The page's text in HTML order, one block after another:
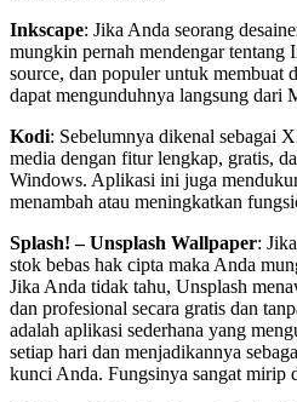
Inkscape: Jika Anda seorang
mungkin pernah mendengar tentang
source, dan populer untuk membuat
dapat mengunduhnya langsung dari
Kodi: Sebelumnya dikenal sebagai
media dengan fitur lengkap, gratis,
Windows. Aplikasi ini juga
menambah atau meningkatkan
Splash! – Unsplash Wallpaper:
stok bebas hak cipta maka Anda
Jika Anda tidak tahu, Unsplash
dan profesional secara gratis dan
adalah aplikasi sederhana yang
setiap hari dan menjadikannya
kunci Anda. Fungsinya sangat mirip